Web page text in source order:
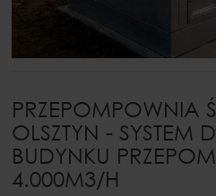
PRZEPOMPOWNIA
OLSZTYN - SYSTEM
BUDYNKU
4.000M3/H